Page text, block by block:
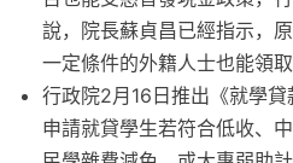
說，院長蘇貞昌已經指示，
一定條件的外籍人士也能領
行政院2月16日推出《就學
申請就貸學生若符合低收、